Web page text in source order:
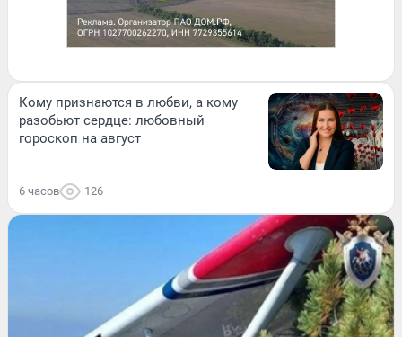
Кому признаются в любви, а кому
разобьют сердце: любовный
гороскоп на август
6 часов 126